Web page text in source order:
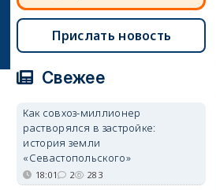
Прислать новость
Свежее
Как совхоз-миллионер
растворялся в застройке:
история земли
«Севастопольского»
18:01 2 283